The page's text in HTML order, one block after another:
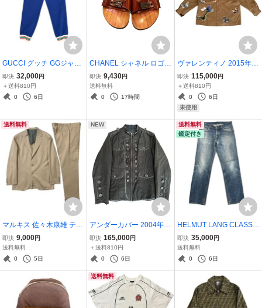
GUCCI グッチ GGジャカ
ード モノグラム カシミヤ
ブレンド トラックパンツ
ブルー GUCCI GG Jacqu
即決 32,000円
＋送料810円
0
6日
CHANEL シャネル ロゴ
プレート ウッド サンダル
LOGO PLATE WOOD SA
NDALS VINTAGE レディ
即決 9,430円
送料無料
0
17時間
ヴァレンティノ 2015年春
夏 バタフライ 刺繍 ミリタ
リー サファリ ジャケット
VALENTINO Butterfly Em
broidered Military Jacket
即決 115,000円
＋送料810円
0
6日
未使用
送料無料
マルキス 佐々木康雄 テー
ラード セットアップ Mar
guis Sasaki Yasuo Tailore
d Set-Up シングルスーツ
即決 9,000円
送料無料
0
5日
NEW
アンダーカバー 2004年秋
冬 But Beautiful マルチボ
タン ナポレオン ジャケッ
ト ブラック Undercover
cket Black
即決 165,000円
＋送料810円
0
6日
送料無料
鑑定付き
HELMUT LANG CLASSIC
5 POCKET DENIM PANT
S INDIGO ヘルムートラン
グ デニムパンツ
即決 35,000円
送料無料
0
6日
送料無料